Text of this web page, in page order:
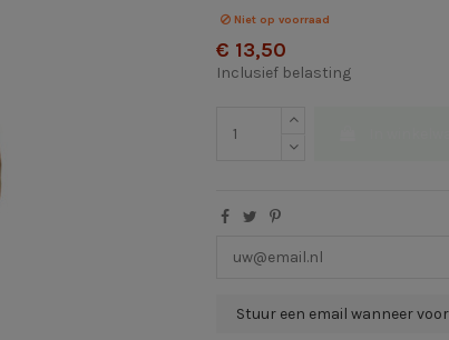
Niet op voorraad
€ 13,50
Inclusief belasting